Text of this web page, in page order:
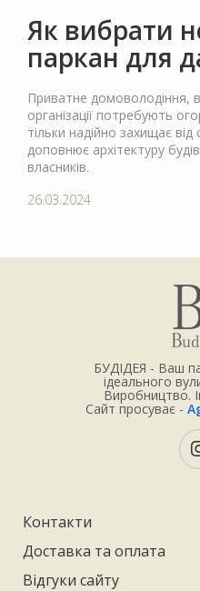
Як вибрати
паркан для
Приватне домоволодіння,
організації потребують
тільки надійно захищає
доповнює архітектуру
власників.
26.03.2024
БУДІДЕЯ - Ваш
ідеального
Виробництво.
Сайт просуває -
Контакти
Доставка та оплата
Відгуки сайту